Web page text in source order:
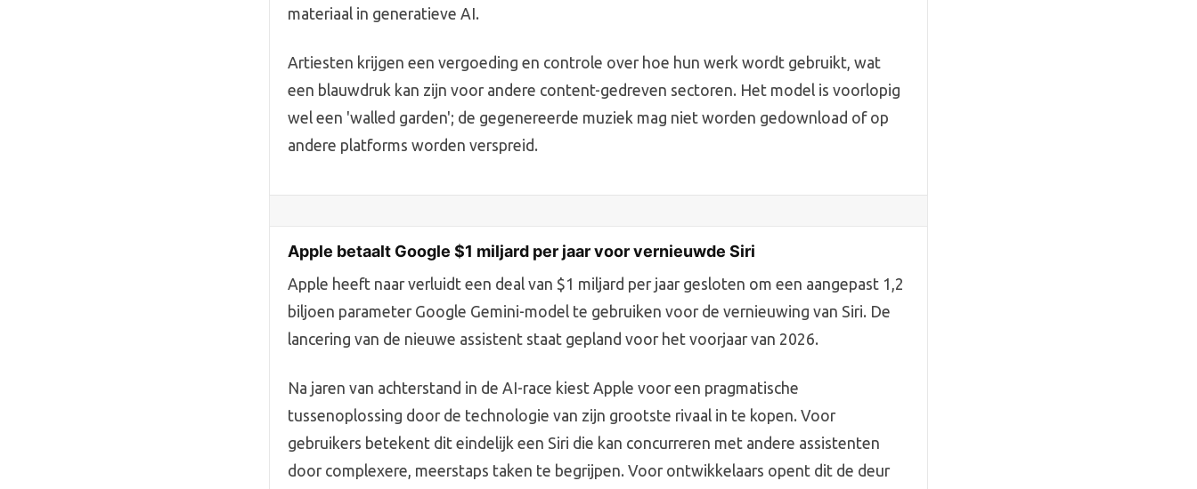
materiaal in generatieve AI.
Artiesten krijgen een vergoeding en controle over hoe hun werk wordt gebruikt, wat
een blauwdruk kan zijn voor andere content-gedreven sectoren. Het model is voorlopig
wel een 'walled garden'; de gegenereerde muziek mag niet worden gedownload of op
andere platforms worden verspreid.
Apple betaalt Google $1 miljard per jaar voor vernieuwde Siri
Apple heeft naar verluidt een deal van $1 miljard per jaar gesloten om een aangepast 1,2
biljoen parameter Google Gemini-model te gebruiken voor de vernieuwing van Siri. De
lancering van de nieuwe assistent staat gepland voor het voorjaar van 2026.
Na jaren van achterstand in de AI-race kiest Apple voor een pragmatische
tussenoplossing door de technologie van zijn grootste rivaal in te kopen. Voor
gebruikers betekent dit eindelijk een Siri die kan concurreren met andere assistenten
door complexere, meerstaps taken te begrijpen. Voor ontwikkelaars opent dit de deur